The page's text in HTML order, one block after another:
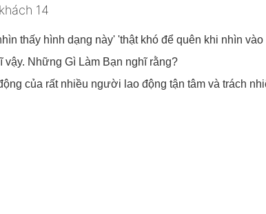
thấy hình dạng này' 'thật khó để quên khi nhìn vào
Những Gì Làm Bạn nghĩ rằng?
của rất nhiều người lao động tận tâm và trách